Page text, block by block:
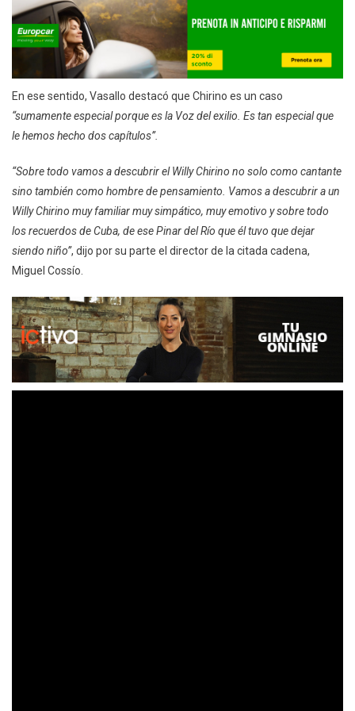
En ese sentido, Vasallo destacó que Chirino es un caso
“sumamente especial porque es la Voz del exilio. Es tan especial que
le hemos hecho dos capítulos”.
“Sobre todo vamos a descubrir el Willy Chirino no solo como cantante
sino también como hombre de pensamiento. Vamos a descubrir a un
Willy Chirino muy familiar muy simpático, muy emotivo y sobre todo
los recuerdos de Cuba, de ese Pinar del Río que él tuvo que dejar
siendo niño”, dijo por su parte el director de la citada cadena,
Miguel Cossío.